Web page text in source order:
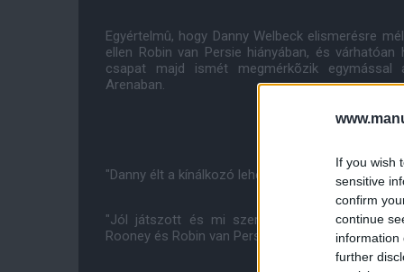
If you wish
sensitive
confirm
continue
information
further
Egyértelmû, hogy Danny Welbeck elismerésre
ellen Robin van Persie hiányában, és
csapat majd ismét megmérkõzik egymással
Arenaban.
"Danny élt a kínálkozó lehetõségével és remekül
"Jól játszott és mi szeretnénk Chicharitonak
Rooney és Robin van Persie miatt erre nem